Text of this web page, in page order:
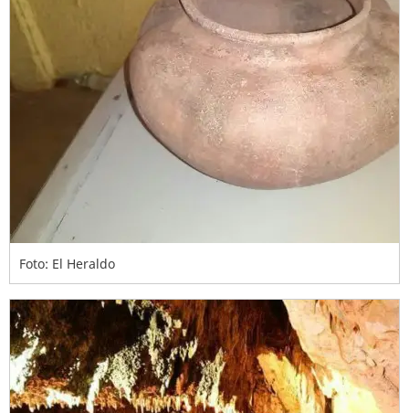
Foto: El Heraldo